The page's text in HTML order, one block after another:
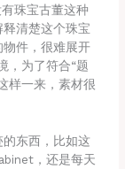
珠宝古董这种
清楚这个珠宝
件，很难展开
，为了符合“题
样一来，素材很
东西，比如这
，还是每天